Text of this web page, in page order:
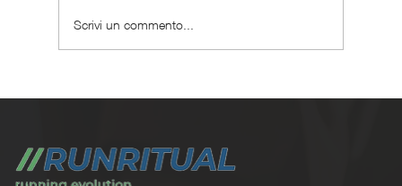
Scrivi un commento...